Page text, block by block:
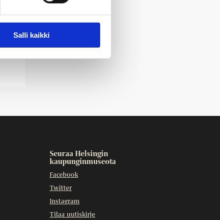
Salli kaikki
Seuraa Helsingin
kaupunginmuseota
Facebook
Twitter
Instagram
Tilaa uutiskirje